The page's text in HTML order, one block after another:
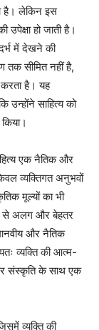
है। लेकिन इस
हो जाती है।
में देखने की
सीमित नहीं है,
है। यह
उन्होंने साहित्य को
एक नैतिक और
व्यक्तिगत अनुभवों
मूल्यों का भी
से अलग और बेहतर
और नैतिक
व्यक्ति की आत्म-
संस्कृति के साथ एक
व्यक्ति की